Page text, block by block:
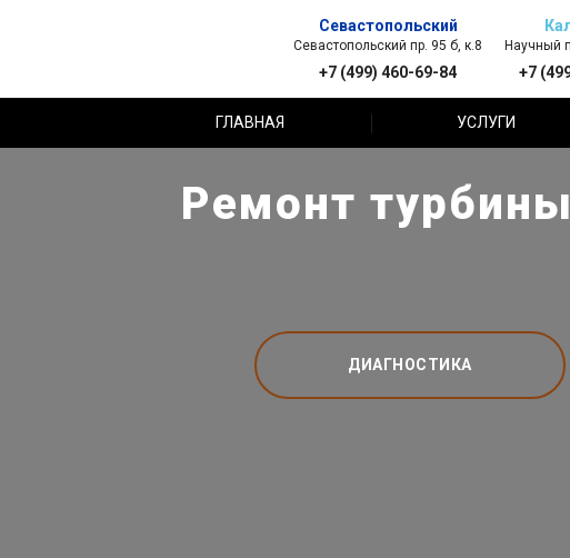
Севастопольский
Севастопольский пр. 95 б, к.8
+7 (499) 460-69-84
Научный
+7
ГЛАВНАЯ УСЛУГИ
Ремонт
ДИАГНОСТИКА